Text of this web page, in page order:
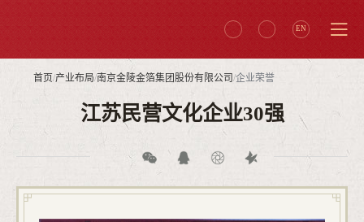
EN
首页/产业布局/南京金陵金箔集团股份有限公司 /企业荣誉
江苏民营文化企业30强